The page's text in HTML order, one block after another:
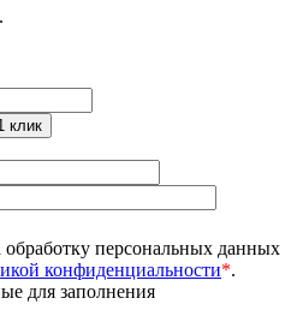
обработку персональных данных
конфиденциальности*.
для заполнения